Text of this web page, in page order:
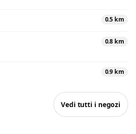
0.5 km
0.8 km
0.9 km
Vedi tutti i negozi